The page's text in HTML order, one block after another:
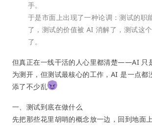
手。
于是市面上出现了一种论调：测试的职
了，测试的价值被 AI 消解了，测试这
了。
但真正在一线干活的人心里都清楚——AI 只
为测开，但测试最核心的工作，AI 是一点都
添了不少乱
一、测试到底在做什么
先把那些花里胡哨的概念放一边，回到地面上